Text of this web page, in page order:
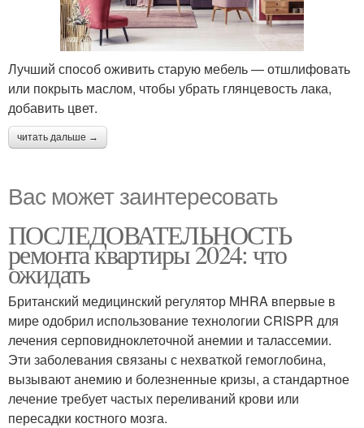
Лучший способ оживить старую мебель — отшлифовать
или покрыть маслом, чтобы убрать глянцевость лака,
добавить цвет.
читать дальше →
Вас может заинтересовать
ПОСЛЕДОВАТЕЛЬНОСТЬ
ремонта квартиры 2024: что
ожидать
Британский медицинский регулятор MHRA впервые в
мире одобрил использование технологии CRISPR для
лечения серповидноклеточной анемии и талассемии.
Эти заболевания связаны с нехваткой гемоглобина,
вызывают анемию и болезненные кризы, а стандартное
лечение требует частых переливаний крови или
пересадки костного мозга.